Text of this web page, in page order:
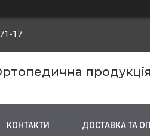
17
КОНТАКТИ ДОСТАВКА ТА